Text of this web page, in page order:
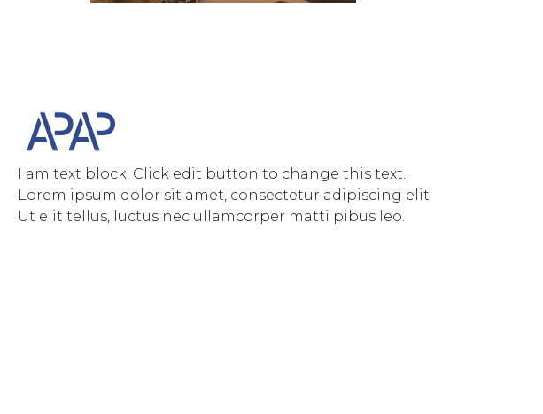
I am text block. Click edit button to change this text.
Lorem ipsum dolor sit amet, consectetur adipiscing elit.
Ut elit tellus, luctus nec ullamcorper matti pibus leo.